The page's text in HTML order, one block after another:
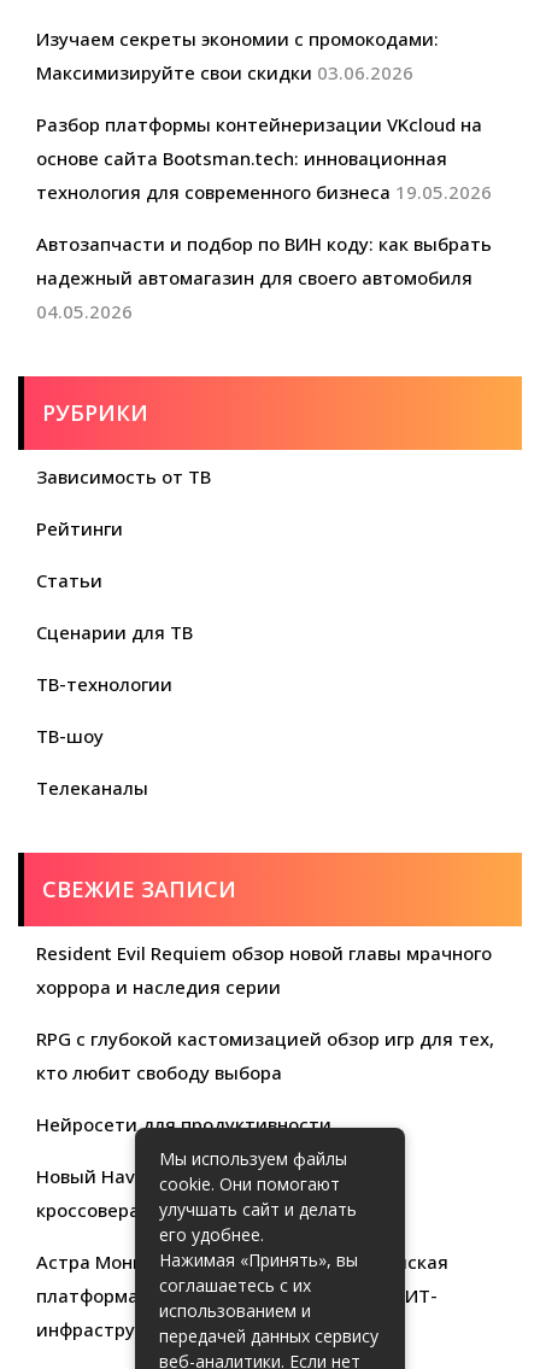
Изучаем секреты экономии с промокодами:
Максимизируйте свои скидки 03.06.2026
Разбор платформы контейнеризации VKcloud на
основе сайта Bootsman.tech: инновационная
технология для современного бизнеса 19.05.2026
Автозапчасти и подбор по ВИН коду: как выбрать
надежный автомагазин для своего автомобиля
04.05.2026
РУБРИКИ
Зависимость от ТВ
Рейтинги
Статьи
Сценарии для ТВ
ТВ-технологии
ТВ-шоу
Телеканалы
СВЕЖИЕ ЗАПИСИ
Resident Evil Requiem обзор новой главы мрачного
хоррора и наследия серии
RPG с глубокой кастомизацией обзор игр для тех,
кто любит свободу выбора
Нейросети для продуктивности
Новый Haval Jolion: обзор современного
кроссовера для активной жизни
Астра Мониторинг: Современная российская
платформа для эффективного контроля ИТ-
инфраструктуры
Мы используем файлы
cookie. Они помогают
улучшать сайт и делать
его удобнее.
Нажимая «Принять», вы
соглашаетесь с их
использованием и
передачей данных сервису
веб-аналитики. Если нет